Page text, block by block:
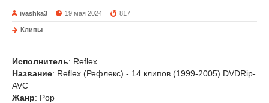
ivashka3 19 мая 2024 817
Клипы
Исполнитель: Reflex
Название: Reflex (Рефлекс) - 14 клипов (1999-2005) DVDRip-
AVC
Жанр: Pop